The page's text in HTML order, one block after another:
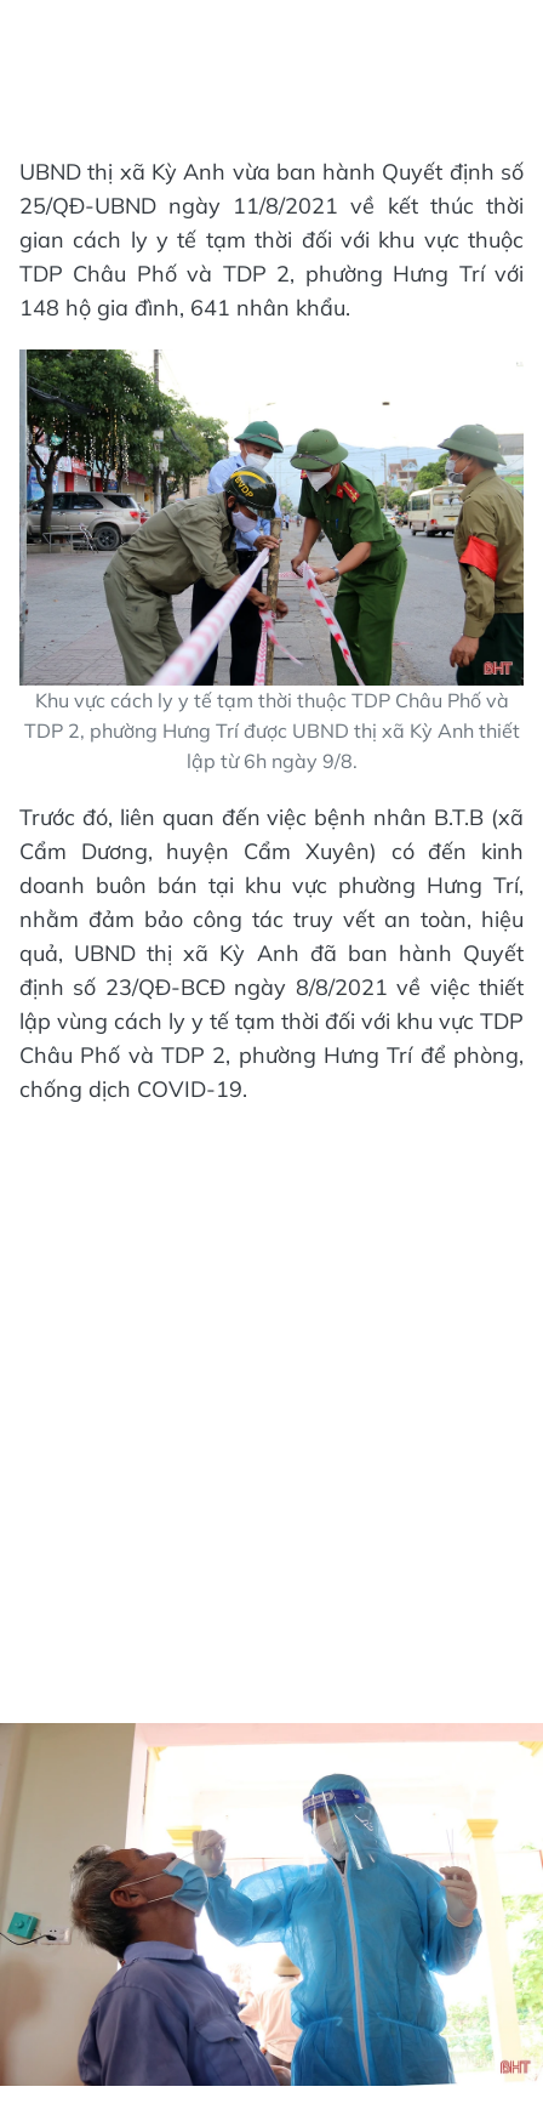
UBND thị xã Kỳ Anh vừa ban hành Quyết định số
25/QĐ-UBND ngày 11/8/2021 về kết thúc thời
gian cách ly y tế tạm thời đối với khu vực thuộc
TDP Châu Phố và TDP 2, phường Hưng Trí với
148 hộ gia đình, 641 nhân khẩu.
Khu vực cách ly y tế tạm thời thuộc TDP Châu Phố và
TDP 2, phường Hưng Trí được UBND thị xã Kỳ Anh thiết
lập từ 6h ngày 9/8.
Trước đó, liên quan đến việc bệnh nhân B.T.B (xã
Cẩm Dương, huyện Cẩm Xuyên) có đến kinh
doanh buôn bán tại khu vực phường Hưng Trí,
nhằm đảm bảo công tác truy vết an toàn, hiệu
quả, UBND thị xã Kỳ Anh đã ban hành Quyết
định số 23/QĐ-BCĐ ngày 8/8/2021 về việc thiết
lập vùng cách ly y tế tạm thời đối với khu vực TDP
Châu Phố và TDP 2, phường Hưng Trí để phòng,
chống dịch COVID-19.